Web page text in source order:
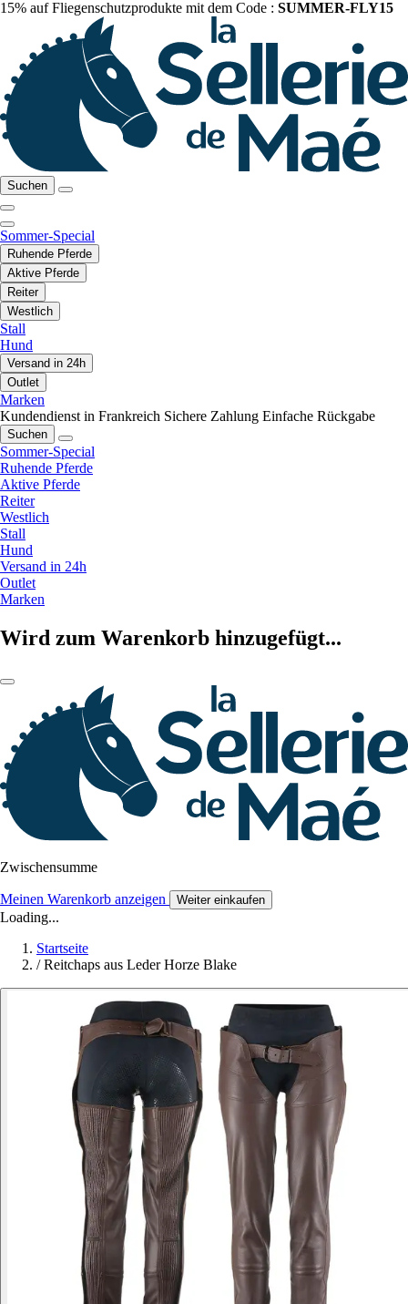
15% auf Fliegenschutzprodukte mit dem Code : SUMMER-FLY15
Suchen
Sommer-Special
Ruhende Pferde
Aktive Pferde
Reiter
Westlich
Stall
Hund
Versand in 24h
Outlet
Marken
Kundendienst in Frankreich Sichere Zahlung Einfache Rückgabe
Suchen
Sommer-Special
Ruhende Pferde
Aktive Pferde
Reiter
Westlich
Stall
Hund
Versand in 24h
Outlet
Marken
Wird zum Warenkorb hinzugefügt...
Zwischensumme
Meinen Warenkorb anzeigen Weiter einkaufen
Loading...
Startseite
/ Reitchaps aus Leder Horze Blake